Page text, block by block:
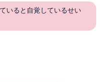
いると自覚しているせい